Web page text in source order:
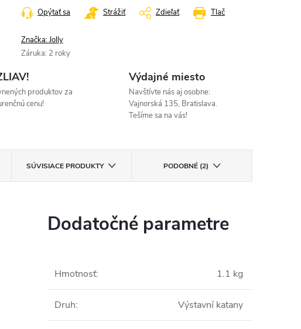
Tlač
Opýtať sa Strážiť Zdieľať
Značka:Jolly
Záruka: 2 roky
produktov za
cenu!
Výdajné miesto
Navštívte nás aj osobne:
Vajnorská 135, Bratislava.
Tešíme sa na vás!
SÚVISIACE PRODUKTY PODOBNÉ (2)
Dodatočné parametre
Hmotnosť: 1.1 kg
Druh: Výstavní katany